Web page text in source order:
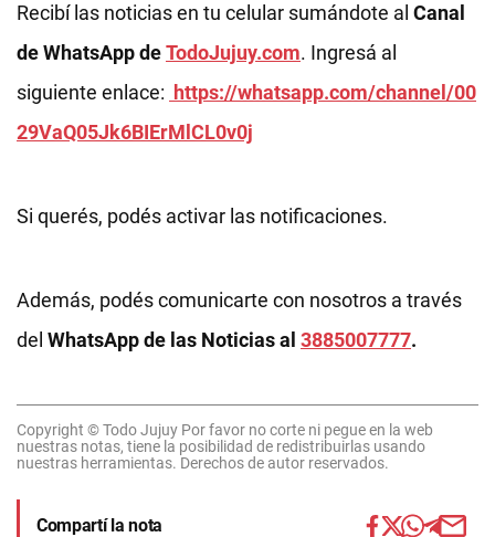
Recibí las noticias en tu celular sumándote al Canal
de WhatsApp deTodoJujuy.com. Ingresá al
siguiente enlace: https://whatsapp.com/channel/00
29VaQ05Jk6BIErMlCL0v0j
Si querés, podés activar las notificaciones.
Además, podés comunicarte con nosotros a través
del WhatsApp de las Noticias al 3885007777.
Copyright © Todo Jujuy Por favor no corte ni pegue en la web
nuestras notas, tiene la posibilidad de redistribuirlas usando
nuestras herramientas. Derechos de autor reservados.
Compartí la nota